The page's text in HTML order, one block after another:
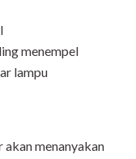
menempel
lampu
menanyakan